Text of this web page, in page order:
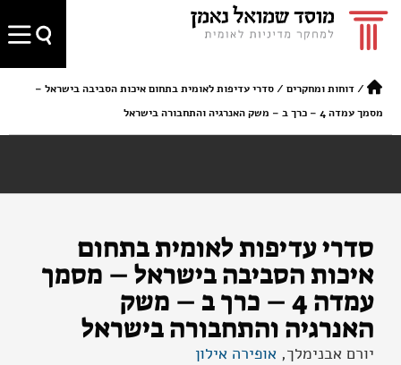
/דוחות ומחקרים /סדרי עדיפות לאומית בתחום איכות הסביבה בישראל –
מסמך עמדה 4 – כרך ב – משק האנרגיה והתחבורה בישראל
סדרי עדיפות לאומית בתחום
איכות הסביבה בישראל – מסמך
עמדה 4 – כרך ב – משק
האנרגיה והתחבורה בישראל
יורם אבנימלך, אופירה אילון